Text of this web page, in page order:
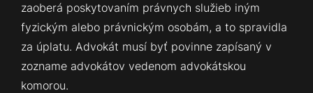
zaoberá poskytovaním právnych služieb iným
fyzickým alebo právnickým osobám, a to spravidla
za úplatu. Advokát musí byť povinne zapísaný v
zozname advokátov vedenom advokátskou
komorou.